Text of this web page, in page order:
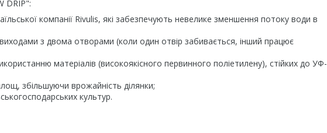
DRIP":
компанії Rivulis, які забезпечують невелике зменшення потоку води в
виходами з двома отворами (коли один отвір забивається, інший працює
матеріалів (високоякісного первинного поліетилену), стійких до УФ-
збільшуючи врожайність ділянки;
культур.